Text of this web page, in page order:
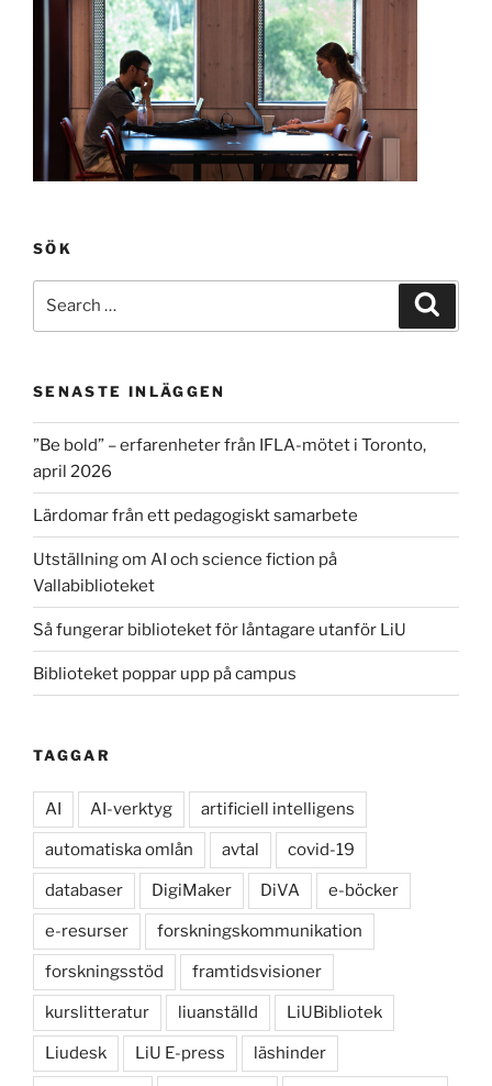
SÖK
SENASTE INLÄGGEN
”Be bold” – erfarenheter från IFLA-mötet i Toronto,
april 2026
Lärdomar från ett pedagogiskt samarbete
Utställning om AI och science fiction på
Vallabiblioteket
Så fungerar biblioteket för låntagare utanför LiU
Biblioteket poppar upp på campus
TAGGAR
AI AI-verktyg artificiell intelligens
automatiska omlån avtal covid-19
databaser DigiMaker DiVA e-böcker
e-resurser forskningskommunikation
forskningsstöd framtidsvisioner
kurslitteratur liuanställd LiUBibliotek
Liudesk LiU E-press läshinder